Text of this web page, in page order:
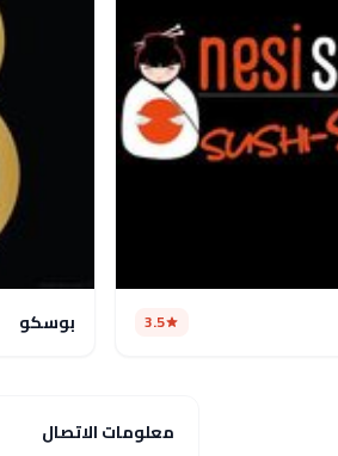
3.5 بوسكو
معلومات الاتصال